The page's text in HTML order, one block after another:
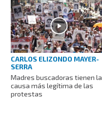
CARLOS ELIZONDO MAYER-
SERRA
Madres buscadoras tienen la
causa más legítima de las
protestas